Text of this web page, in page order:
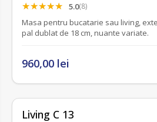
5.0(8)
Masa pentru bucatarie sau living,
pal dublat de 18 cm, nuante variate.
960,00 lei
Living C 13